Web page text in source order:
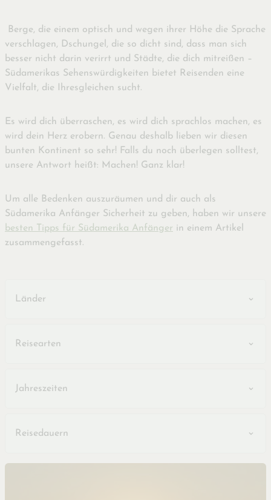
Berge, die einem optisch und wegen ihrer Höhe die Sprache
verschlagen, Dschungel, die so dicht sind, dass man sich
besser nicht darin verirrt und Städte, die dich mitreißen –
Südamerikas Sehenswürdigkeiten bietet Reisenden eine
Vielfalt, die Ihresgleichen sucht.
Es wird dich überraschen, es wird dich sprachlos machen, es
wird dein Herz erobern. Genau deshalb lieben wir diesen
bunten Kontinent so sehr! Falls du noch überlegen solltest,
unsere Antwort heißt: Machen! Ganz klar!
Um alle Bedenken auszuräumen und dir auch als
Südamerika Anfänger Sicherheit zu geben, haben wir unsere
besten Tipps für Südamerika Anfänger in einem Artikel
zusammengefasst.
Länder
Reisearten
Jahreszeiten
Reisedauern